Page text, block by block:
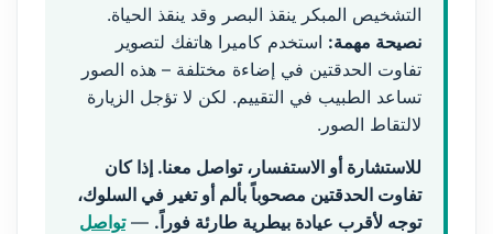
التشخيص المبكر ينقذ البصر وقد ينقذ الحياة.
نصيحة مهمة: استخدم كاميرا هاتفك لتصوير
تفاوت الحدقتين في إضاءة مختلفة – هذه الصور
تساعد الطبيب في التقييم. لكن لا تؤجل الزيارة
لالتقاط الصور.
للاستشارة أو الاستفسار، تواصل معنا. إذا كان
تفاوت الحدقتين مصحوباً بألم أو تغير في السلوك،
توجه لأقرب عيادة بيطرية طارئة فوراً. —تواصل